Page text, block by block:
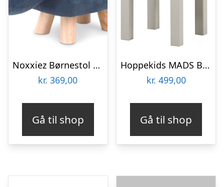
Noxxiez Børnestol – Bøffel
kr. 369,00
Gå til shop
Hoppekids MADS Børnestol – Dove grey Dove grey : Erling Christensen Møbler
kr. 499,00
Gå til shop